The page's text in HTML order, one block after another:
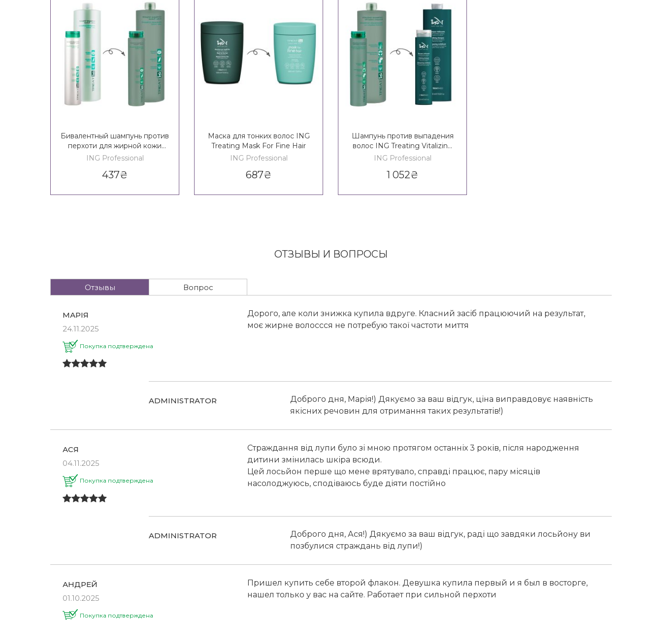
Бивалентный шампунь против
перхоти для жирной кожи
головы ING Treating Bivalent
ING Professional
437₴
Маска для тонких волос ING
Treating Mask For Fine Hair
ING Professional
687₴
Шампунь против выпадения
волос ING Treating Vitalizing
Shampoo
ING Professional
1 052₴
ОТЗЫВЫ И ВОПРОСЫ
Отзывы Вопрос
МАРІЯ
24.11.2025
Покупка подтверждена
Дорого, але коли знижка купила вдруге. Класний засіб працюючий на результат,
моє жирне волоссся не потребую такої частоти миття
ADMINISTRATOR
Доброго дня, Марія!) Дякуємо за ваш відгук, ціна виправдовує наявність
якісних речовин для отримання таких результатів!)
АСЯ
04.11.2025
Покупка подтверждена
Страждання від лупи було зі мною протягом останніх 3 років, після народження
дитини змінилась шкіра всюди.
Цей лосьйон перше що мене врятувало, справді працює, пару місяців
насолоджуюсь, сподіваюсь буде діяти постійно
ADMINISTRATOR
Доброго дня, Ася!) Дякуємо за ваш відгук, раді що завдяки лосьйону ви
позбулися страждань від лупи!)
АНДРЕЙ
01.10.2025
Покупка подтверждена
Пришел купить себе второй флакон. Девушка купила первый и я был в восторге,
нашел только у вас на сайте. Работает при сильной перхоти